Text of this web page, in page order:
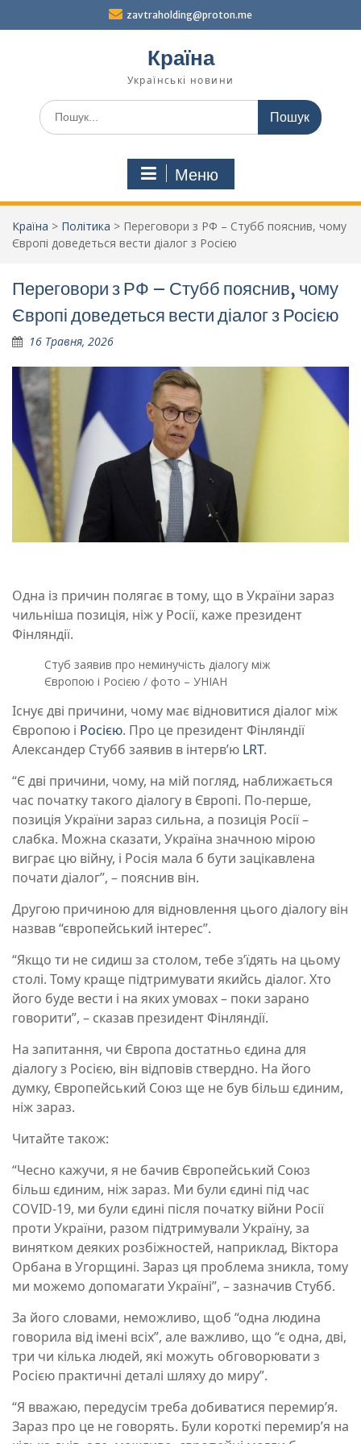
zavtraholding@proton.me
Країна
Українські новини
Шукати:
Меню
Країна > Політика > Переговори з РФ – Стубб пояснив, чому
Європі доведеться вести діалог з Росією
Переговори з РФ – Стубб пояснив, чому
Європі доведеться вести діалог з Росією
16 Травня, 2026
Одна із причин полягає в тому, що в України зараз
чильніша позиція, ніж у Росії, каже президент
Фінляндії.
Стуб заявив про неминучість діалогу між
Європою і Росією / фото – УНІАН
Існує дві причини, чому має відновитися діалог між
Європою і Росією. Про це президент Фінляндії
Александер Стубб заявив в інтерв’ю LRT.
“Є дві причини, чому, на мій погляд, наближається
час початку такого діалогу в Європі. По-перше,
позиція України зараз сильна, а позиція Росії –
слабка. Можна сказати, Україна значною мірою
виграє цю війну, і Росія мала б бути зацікавлена
почати діалог”, – пояснив він.
Другою причиною для відновлення цього діалогу він
назвав “європейський інтерес”.
“Якщо ти не сидиш за столом, тебе з’їдять на цьому
столі. Тому краще підтримувати якийсь діалог. Хто
його буде вести і на яких умовах – поки зарано
говорити”, – сказав президент Фінляндії.
На запитання, чи Європа достатньо єдина для
діалогу з Росією, він відповів ствердно. На його
думку, Європейський Союз ще не був більш єдиним,
ніж зараз.
Читайте також:
“Чесно кажучи, я не бачив Європейський Союз
більш єдиним, ніж зараз. Ми були єдині під час
COVID-19, ми були єдині після початку війни Росії
проти України, разом підтримували Україну, за
винятком деяких розбіжностей, наприклад, Віктора
Орбана в Угорщині. Зараз ця проблема зникла, тому
ми можемо допомагати Україні”, – зазначив Стубб.
За його словами, неможливо, щоб “одна людина
говорила від імені всіх”, але важливо, що “є одна, дві,
три чи кілька людей, які можуть обговорювати з
Росією практичні деталі шляху до миру”.
“Я вважаю, передусім треба добиватися перемир’я.
Зараз про це не говорять. Були короткі перемир’я на